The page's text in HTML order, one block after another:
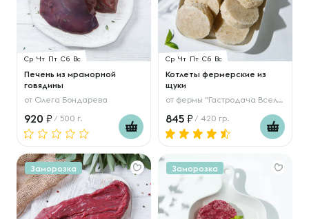
Ср Чт Пт Сб Вс
Печень из мраморной
говядины
от Олега Бондарева
920 / 500 г.
Ср Чт Пт Сб Вс
Котлеты фермерские из
щуки
от фермы "Гастродача Вселуг"
845 / 420 гр.
Заморозка Заморозка